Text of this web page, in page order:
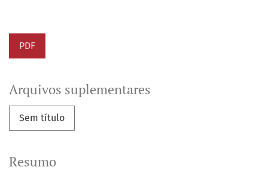
PDF
Arquivos suplementares
Sem título
Resumo